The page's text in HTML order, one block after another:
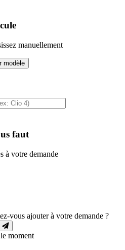
manuellement
modèle
faut
à votre demande
vous ajouter à votre demande ?
moment